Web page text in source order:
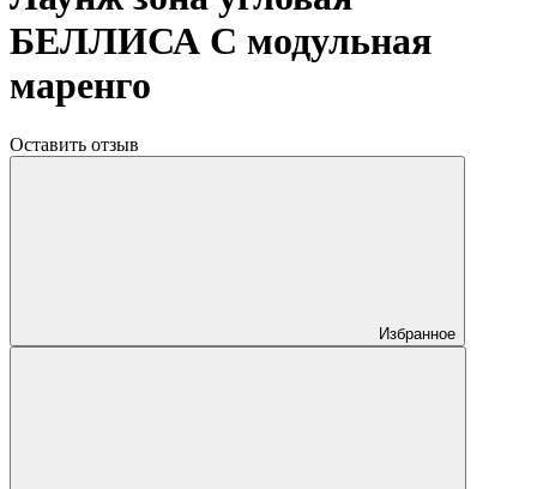
БЕЛЛИСА С модульная
маренго
Оставить отзыв
Избранное